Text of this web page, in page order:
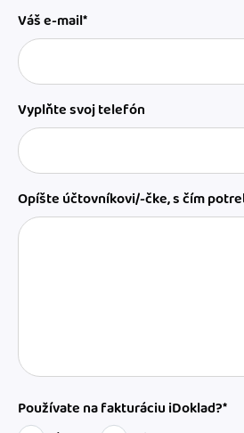
Váš e-mail*
Vyplňte svoj telefón
Opíšte účtovníkovi/-čke, s čím
Používate na fakturáciu iDoklad?*